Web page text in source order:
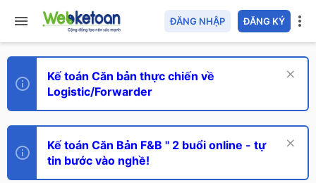
ĐĂNG NHẬP ĐĂNG KÝ
Kế toán Căn bản thực chiến về
Logistic/Forwarder
Kế toán Căn Bản F&B " 2 buổi online - tự
tin bước vào nghề!